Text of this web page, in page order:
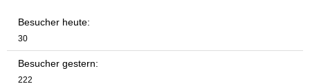
Besucher heute:
30
Besucher gestern:
222